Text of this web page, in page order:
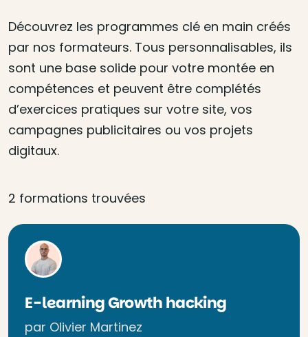
Découvrez les programmes clé en main créés
par nos formateurs. Tous personnalisables, ils
sont une base solide pour votre montée en
compétences et peuvent être complétés
d’exercices pratiques sur votre site, vos
campagnes publicitaires ou vos projets
digitaux.
2 formations trouvées
E-learning Growth hacking
par Olivier Martinez